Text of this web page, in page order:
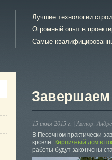
Лучшие технологии
Огромный опыт в
Самые
Завершаем
15 июля 2015 г. | Автор:
В Песочном практически
кровле. Кирпичный дом в
работы будут закончены